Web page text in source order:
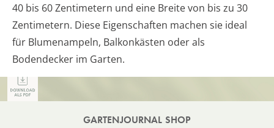
40 bis 60 Zentimetern und eine Breite von bis zu 30
Zentimetern. Diese Eigenschaften machen sie ideal
für Blumenampeln, Balkonkästen oder als
Bodendecker im Garten.
GARTENJOURNAL SHOP